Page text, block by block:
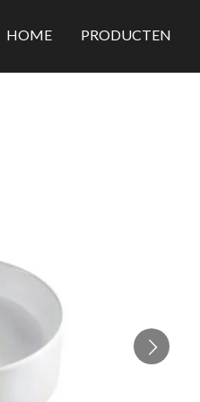
HOME PRODUCTEN